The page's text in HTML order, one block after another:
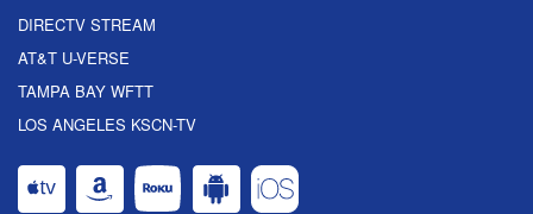
DIRECTV STREAM
AT&T U-VERSE
TAMPA BAY WFTT
LOS ANGELES KSCN-TV